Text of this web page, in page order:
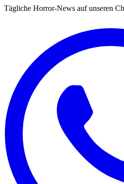
Tägliche Horror-News auf unseren